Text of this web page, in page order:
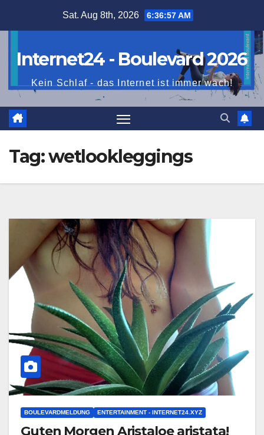
Sat. Aug 8th, 2026 6:36:59 AM
Internet24 - Boulevard 2026
Kein Schlaf - das Internet ist immer wach!
Tag:wetlookleggings
BOULEVARDMELDUNG ENTERTAINMENT - INTERNET24.XYZ
Guten Morgen Aristaloe aristata!